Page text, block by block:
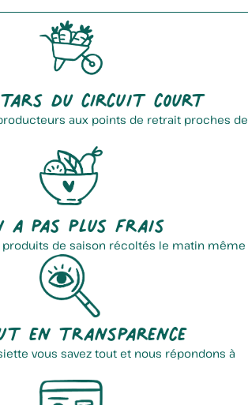
du circuit court
aux points de retrait proches de
a pas plus frais
produits de saison récoltés le matin même
en transparence
vous savez tout et nous répondons à